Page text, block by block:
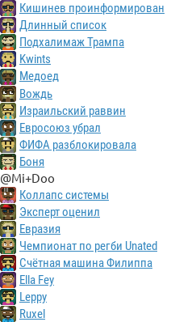
Кишинев проинформирован
Длинный список
Подхалимаж Трампа
Kwints
Медоед
Вождь
Израильский раввин
Евросоюз убрал
ФИФА разблокировала
Боня
@Mi+Doо
Коллапс системы
Эксперт оценил
Евразия
Чемпионат по регби Unated
Счётная машина Филиппа
Ella Fey
Leppy
Ruxel